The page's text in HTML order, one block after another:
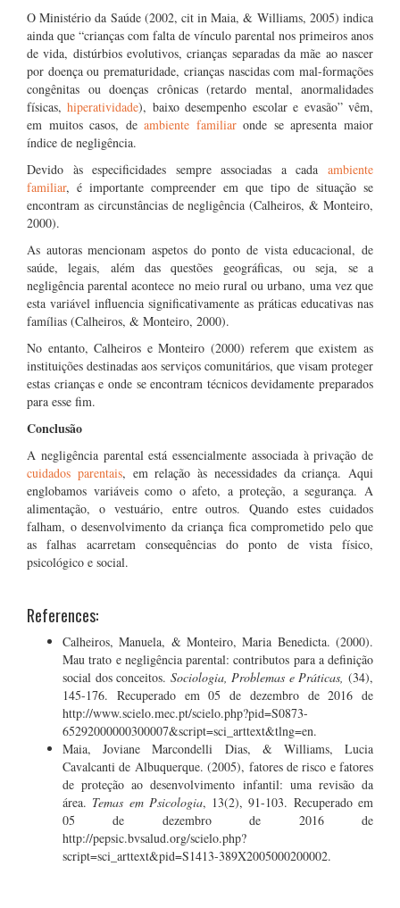
O Ministério da Saúde (2002, cit in Maia, & Williams, 2005) indica
ainda que “crianças com falta de vínculo parental nos primeiros anos
de vida, distúrbios evolutivos, crianças separadas da mãe ao nascer
por doença ou prematuridade, crianças nascidas com mal-formações
congênitas ou doenças crônicas (retardo mental, anormalidades
físicas,hiperatividade), baixo desempenho escolar e evasão” vêm,
em muitos casos, deambiente familiaronde se apresenta maior
índice de negligência.
Devido às especificidades sempre associadas a cada ambiente
familiar, é importante compreender em que tipo de situação se
encontram as circunstâncias de negligência (Calheiros, & Monteiro,
2000).
As autoras mencionam aspetos do ponto de vista educacional, de
saúde, legais, além das questões geográficas, ou seja, se a
negligência parental acontece no meio rural ou urbano, uma vez que
esta variável influencia significativamente as práticas educativas nas
famílias (Calheiros, & Monteiro, 2000).
No entanto, Calheiros e Monteiro (2000) referem que existem as
instituições destinadas aos serviços comunitários, que visam proteger
estas crianças e onde se encontram técnicos devidamente preparados
para esse fim.
Conclusão
A negligência parental está essencialmente associada à privação de
cuidados parentais, em relação às necessidades da criança. Aqui
englobamos variáveis como o afeto, a proteção, a segurança. A
alimentação, o vestuário, entre outros. Quando estes cuidados
falham, o desenvolvimento da criança fica comprometido pelo que
as falhas acarretam consequências do ponto de vista físico,
psicológico e social.
References:
Calheiros, Manuela, & Monteiro, Maria Benedicta. (2000).
Mau trato e negligência parental: contributos para a definição
social dos conceitos. Sociologia, Problemas e Práticas, (34),
145-176. Recuperado em 05 de dezembro de 2016 de
http://www.scielo.mec.pt/scielo.php?pid=S0873-
65292000000300007&script=sci_arttext&tlng=en.
Maia, Joviane Marcondelli Dias, & Williams, Lucia
Cavalcanti de Albuquerque. (2005), fatores de risco e fatores
de proteção ao desenvolvimento infantil: uma revisão da
área. Temas em Psicologia, 13(2), 91-103. Recuperado em
05 de dezembro de 2016 de
http://pepsic.bvsalud.org/scielo.php?
script=sci_arttext&pid=S1413-389X2005000200002.